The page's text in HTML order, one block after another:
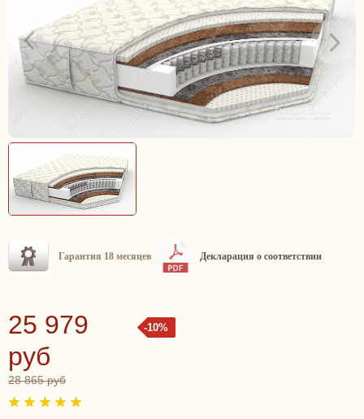
Гарантия 18 месяцев Декларация о соответствии
-10%
25 979
руб
28 865 руб